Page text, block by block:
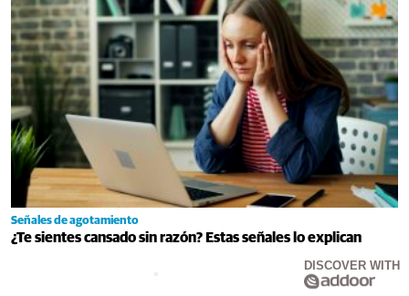
Señales de agotamiento
¿Te sientes cansado sin razón? Estas señales lo explican
DISCOVER WITH